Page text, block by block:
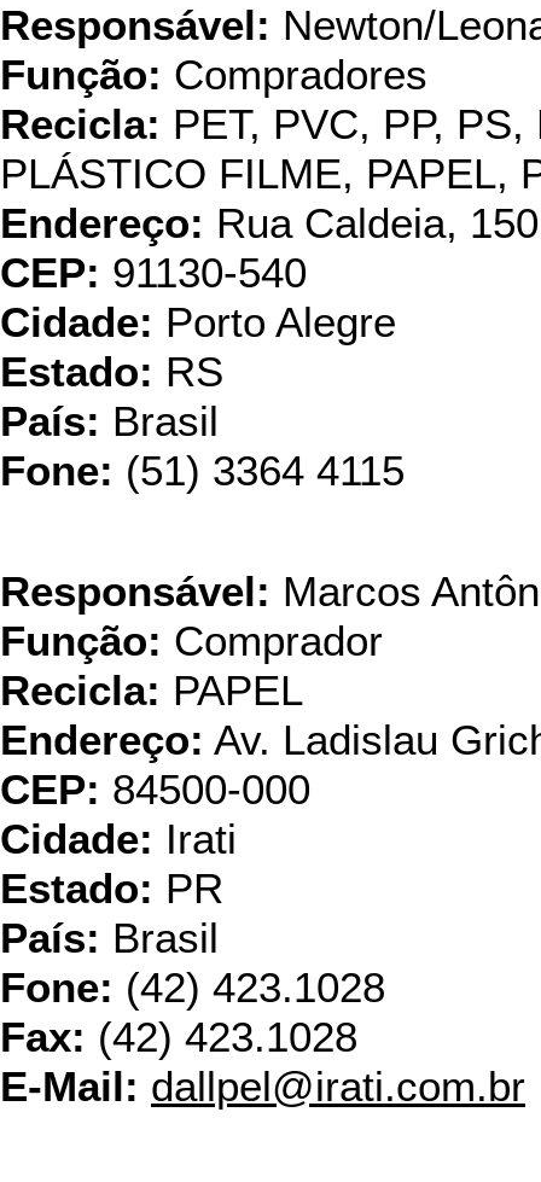
Responsável: Newton/
Função: Compradores
Recicla: PET, PVC, PP,
PLÁSTICO FILME, PAPEL,
Endereço: Rua Caldeia, 150
CEP: 91130-540
Cidade: Porto Alegre
Estado: RS
País: Brasil
Fone: (51) 3364 4115
Responsável: Marcos
Função: Comprador
Recicla: PAPEL
Endereço: Av. Ladislau
CEP: 84500-000
Cidade: Irati
Estado: PR
País: Brasil
Fone: (42) 423.1028
Fax: (42) 423.1028
E-Mail: dallpel@irati.com.br